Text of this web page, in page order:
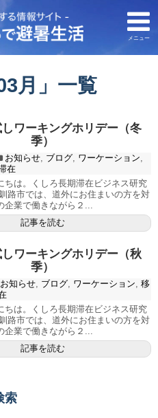
メニュー
月 」 一覧
しワーキングホリデー（冬
季）
お知らせ, ブログ, ワーケーション,
在
ちは。くしろ長期滞在ビジネス研究
路市では、道外にお住まいの方を対
企業で働きながら２...
記事を読む
しワーキングホリデー（秋
季）
お知らせ, ブログ, ワーケーション, 移
ちは。くしろ長期滞在ビジネス研究
路市では、道外にお住まいの方を対
企業で働きながら２...
記事を読む
索